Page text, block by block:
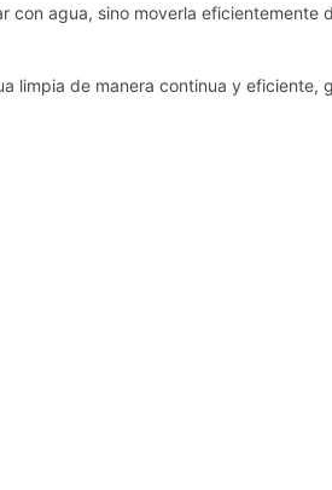
agua, sino moverla eficientemente
limpia de manera continua y eficiente,